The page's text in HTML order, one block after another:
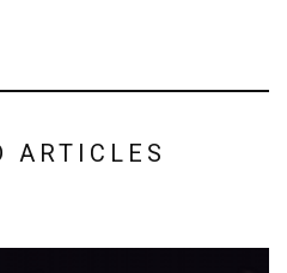
ARTICLES